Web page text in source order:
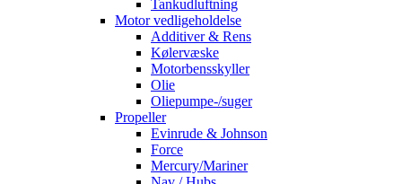
Tankudluftning
Motor vedligeholdelse
Additiver & Rens
Kølervæske
Motorbensskyller
Olie
Oliepumpe-/suger
Propeller
Evinrude & Johnson
Force
Mercury/Mariner